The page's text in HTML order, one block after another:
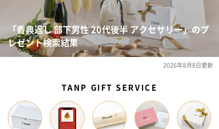
「香典返し 部下男性 20代後半 アクセサリー」のプ
レゼント検索結果
2026年8月8日更新
TANP GIFT SERVICE